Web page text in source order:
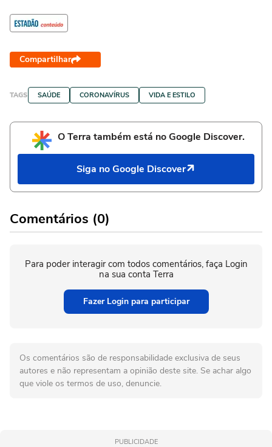
Compartilhar
TAGS SAÚDE CORONAVÍRUS VIDA E ESTILO
O Terra também está no Google Discover.
Siga no Google Discover
Comentários (0)
Para poder interagir com todos comentários, faça Login
na sua conta Terra
Fazer Login para participar
Os comentários são de responsabilidade exclusiva de seus
autores e não representam a opinião deste site. Se achar algo
que viole os termos de uso, denuncie.
PUBLICIDADE